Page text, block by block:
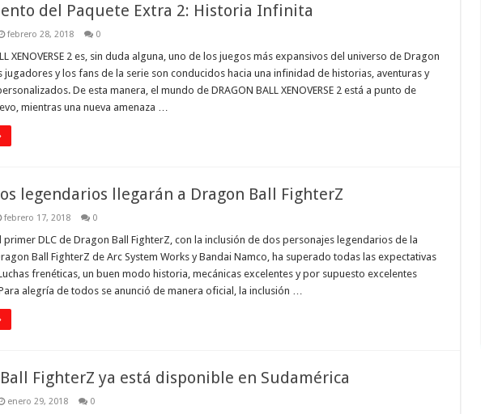
del Paquete Extra 2: Historia Infinita
febrero 28, 2018 0
XENOVERSE 2 es, sin duda alguna, uno de los juegos más expansivos del universo de Dragon
jugadores y los fans de la serie son conducidos hacia una infinidad de historias, aventuras y
De esta manera, el mundo de DRAGON BALL XENOVERSE 2 está a punto de
mientras una nueva amenaza …
legendarios llegarán a Dragon Ball FighterZ
febrero 17, 2018 0
primer DLC de Dragon Ball FighterZ, con la inclusión de dos personajes legendarios de la
Ball FighterZ de Arc System Works y Bandai Namco, ha superado todas las expectativas
frenéticas, un buen modo historia, mecánicas excelentes y por supuesto excelentes
alegría de todos se anunció de manera oficial, la inclusión …
FighterZ ya está disponible en Sudamérica
enero 29, 2018 0